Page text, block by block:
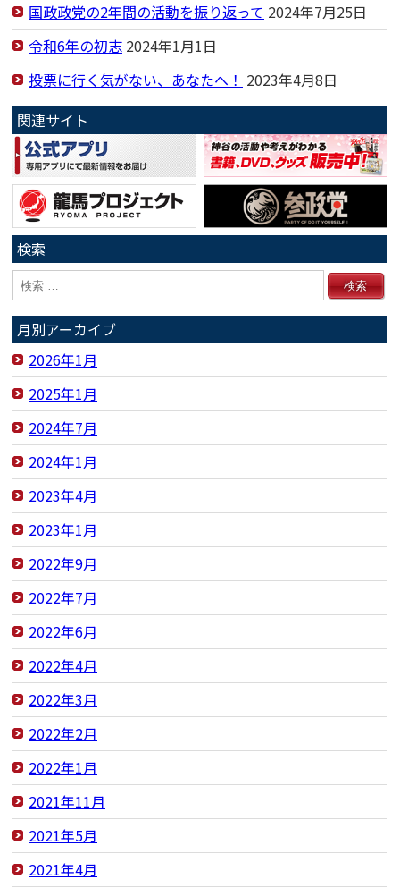
国政政党の2年間の活動を振り返って 2024年7月25日
令和6年の初志 2024年1月1日
投票に行く気がない、あなたへ！ 2023年4月8日
関連サイト
検索
月別アーカイブ
2026年1月
2025年1月
2024年7月
2024年1月
2023年4月
2023年1月
2022年9月
2022年7月
2022年6月
2022年4月
2022年3月
2022年2月
2022年1月
2021年11月
2021年5月
2021年4月